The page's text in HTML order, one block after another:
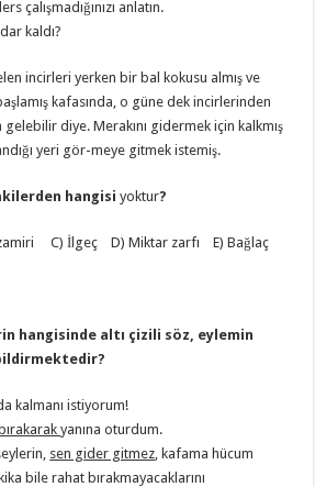
çalışmadığınızı anlatın.
kaldı?
incirleri yerken bir bal kokusu almış ve
kafasında, o güne dek incirlerinden
gelebilir diye. Merakını gidermek için kalkmış
yeri gör-meye gitmek istemiş.
hangisi yoktur?
C) İlgeç D) Miktar zarfı E) Bağlaç
hangisinde altı çizili söz, eylemin
kalmanı istiyorum!
yanına oturdum.
sen gider gitmez, kafama hücum
bile rahat bırakmayacaklarını